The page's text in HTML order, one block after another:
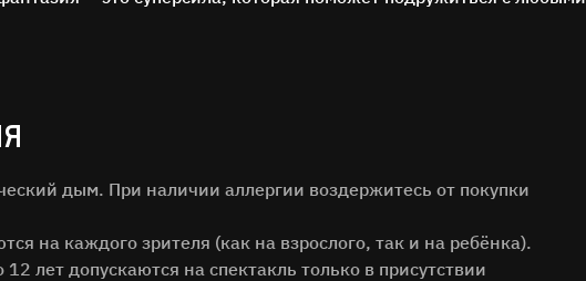
Поиск
дым. При наличии аллергии воздержитесь от покупки
на каждого зрителя (как на взрослого, так и на ребёнка).
лет допускаются на спектакль только в присутствии